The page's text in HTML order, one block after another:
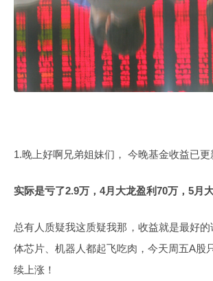
1.晚上好啊兄弟姐妹们， 今晚基金收益已更
实际是亏了2.9万，4月大龙盈利70万，5月
总有人质疑我这质疑我那，收益就是最好
体芯片、机器人都起飞吃肉，今天周五A股
续上涨！